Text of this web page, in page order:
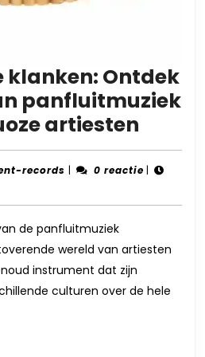
klanken: Ontdek
panfluitmuziek
artiesten
van
en
records accent-
| 0 reactie |
de panfluitmuziek
wereld van artiesten
instrument dat zijn
culturen over de hele